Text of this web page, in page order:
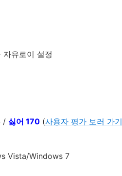
유로이 설정
/ 싫어 170 (사용자 평가 보러 가기
Vista/Windows 7